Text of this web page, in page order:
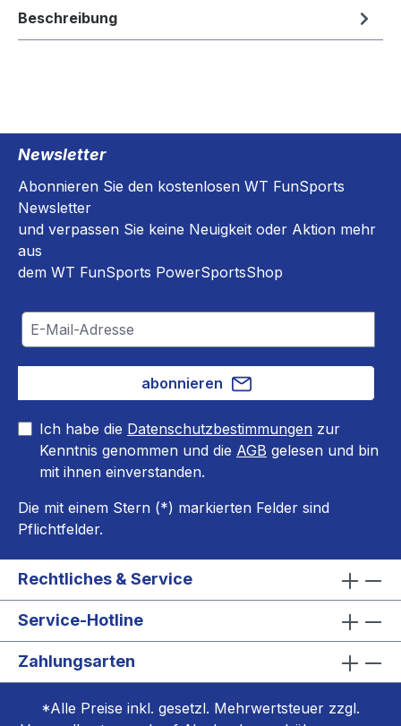
Beschreibung
Newsletter
Abonnieren Sie den kostenlosen WT FunSports
Newsletter
und verpassen Sie keine Neuigkeit oder Aktion mehr
aus
dem WT FunSports PowerSportsShop
abonnieren
Ich habe die Datenschutzbestimmungen zur
Kenntnis genommen und die AGB gelesen und bin
mit ihnen einverstanden.
Die mit einem Stern (*) markierten Felder sind
Pflichtfelder.
Rechtliches & Service
Service-Hotline
Zahlungsarten
*Alle Preise inkl. gesetzl. Mehrwertsteuer zzgl.